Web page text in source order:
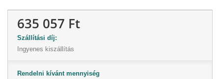
635 057 Ft
Szállítási díj:
Ingyenes kiszállítás
Rendelni kívánt mennyiség